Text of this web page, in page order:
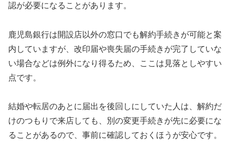
認が必要になることがあります。
鹿児島銀行は開設店以外の窓口でも解約手続きが可能と案
内していますが、改印届や喪失届の手続きが完了していな
い場合などは例外になり得るため、ここは見落としやすい
点です。
結婚や転居のあとに届出を後回しにしていた人は、解約だ
けのつもりで来店しても、別の変更手続きが先に必要にな
ることがあるので、事前に確認しておくほうが安心です。